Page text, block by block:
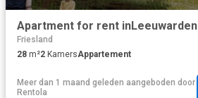
Apartment for rent inLeeuwarden
Friesland
28 m²2 KamersAppartement
Meer dan 1 maand geleden aangeboden door
Rentola